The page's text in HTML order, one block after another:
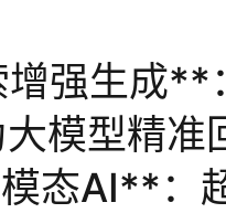
强生成**
模型精准
态AI**：